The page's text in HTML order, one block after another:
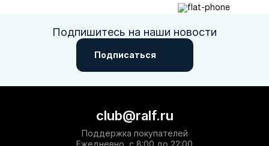
Подпишитесь на наши новости
Подписаться
club@ralf.ru
Поддержка покупателей
Ежедневно, с 8:00 до 22:00